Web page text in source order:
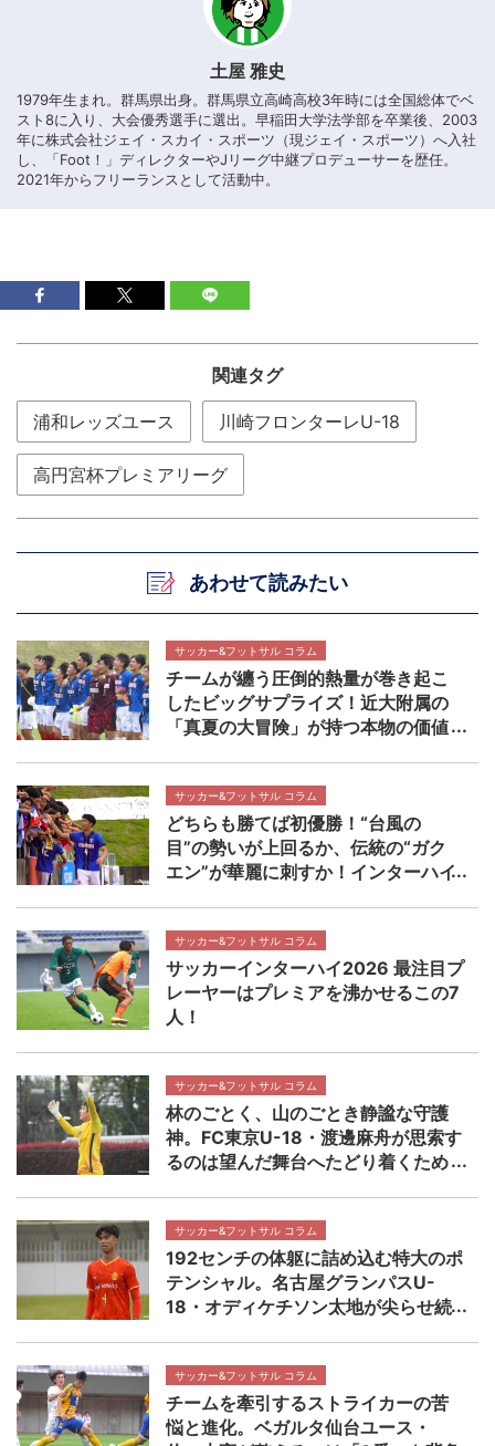
土屋 雅史
1979年生まれ。群馬県出身。群馬県立高崎高校3年時には全国総体でベ
スト8に入り、大会優秀選手に選出。早稲田大学法学部を卒業後、2003
年に株式会社ジェイ・スカイ・スポーツ（現ジェイ・スポーツ）へ入社
し、「Foot！」ディレクターやJリーグ中継プロデューサーを歴任。
2021年からフリーランスとして活動中。
関連タグ
浦和レッズユース 川崎フロンターレU-18
高円宮杯プレミアリーグ
あわせて読みたい
サッカー&フットサル コラム
チームが纏う圧倒的熱量が巻き起こ
したビッグサプライズ！近大附属の
「真夏の大冒険」が持つ本物の価値
サッカー&フットサル コラム
どちらも勝てば初優勝！“台風の
目”の勢いが上回るか、伝統の“ガク
エン”が華麗に刺すか！インターハイ
サッカー&フットサル コラム
サッカーインターハイ2026 最注目プ
レーヤーはプレミアを沸かせるこの7
人！
サッカー&フットサル コラム
林のごとく、山のごとき静謐な守護
神。FC東京U-18・渡邊麻舟が思索す
るのは望んだ舞台へたどり着くため
サッカー&フットサル コラム
192センチの体躯に詰め込む特大のポ
テンシャル。名古屋グランパスU-
18・オディケチソン太地が尖らせ続
サッカー&フットサル コラム
チームを牽引するストライカーの苦
悩と進化。ベガルタ仙台ユース・